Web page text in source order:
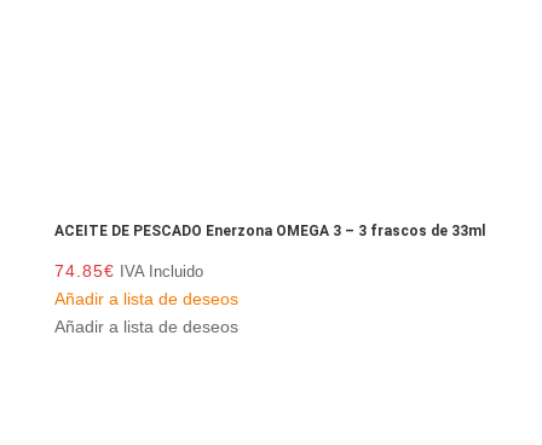
ACEITE DE PESCADO Enerzona OMEGA 3 – 3 frascos de 33ml
74.85€ IVA Incluido
Añadir a lista de deseos
Añadir a lista de deseos